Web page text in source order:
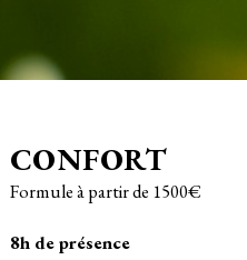
CONFORT
Formule à partir de 1500€
8h de présence